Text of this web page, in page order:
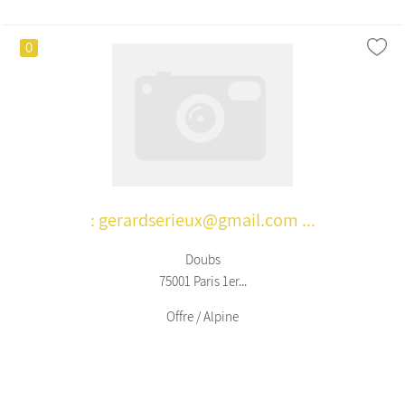
0
: gerardserieux@gmail.com ...
Doubs
75001 Paris 1er...
Offre / Alpine